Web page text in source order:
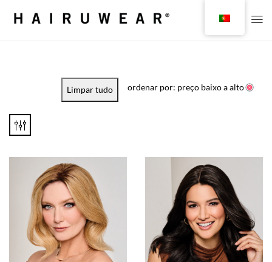
Limpar tudo ordenar por: preço baixo a alto